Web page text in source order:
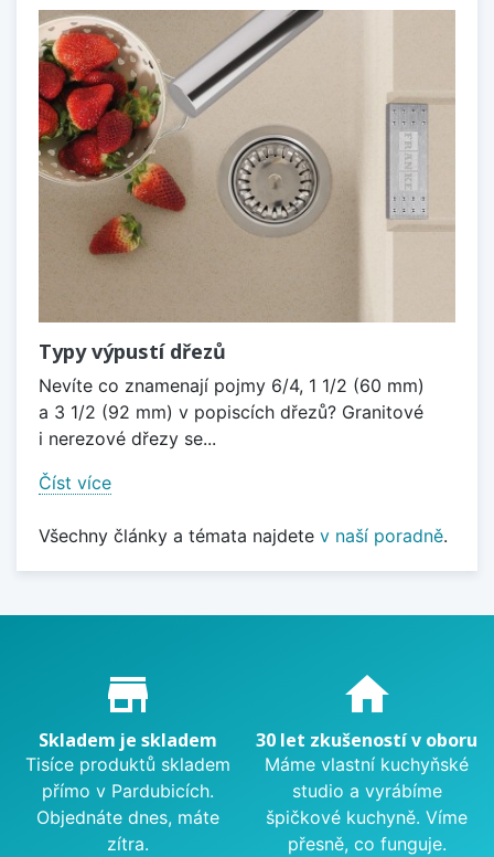
Typy výpustí dřezů
Nevíte co znamenají pojmy 6/4, 1 1/2 (60 mm)
a 3 1/2 (92 mm) v popiscích dřezů? Granitové
i nerezové dřezy se...
Číst více
Všechny články a témata najdete v naší poradně.
Proč nakupovat u nás?
store_mall_directory
Skladem je skladem
Tisíce produktů skladem
přímo v Pardubicích.
Objednáte dnes, máte
zítra.
home
30 let zkušeností v oboru
Máme vlastní kuchyňské
studio a vyrábíme
špičkové kuchyně. Víme
přesně, co funguje.